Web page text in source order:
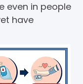
even in people
have